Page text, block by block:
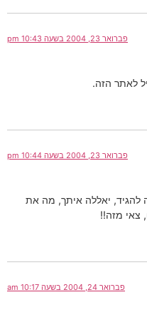
פברואר 23, 2004 בשעה 10:43 pm
לאתר הזה.
פברואר 23, 2004 בשעה 10:44 pm
יאללה איתך, מה את
מזה!!
פברואר 24, 2004 בשעה 10:17 am